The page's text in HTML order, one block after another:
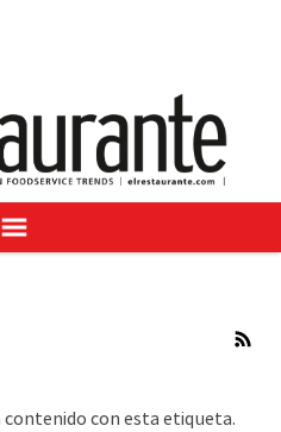
con esta etiqueta.